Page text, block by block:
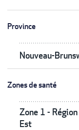
Province
Nouveau-
Zones de santé
Zone 1 -
Est